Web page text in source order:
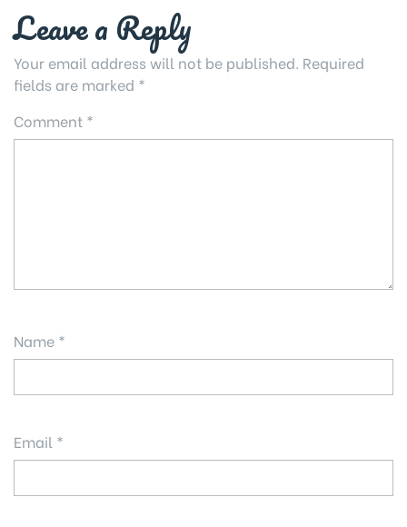
Leave a Reply
Your email address will not be published. Required
fields are marked *
Comment *
Name *
Email *